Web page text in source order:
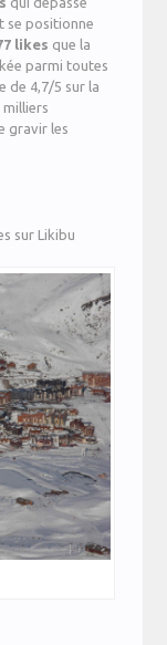
se positionne
likes que la
parmi toutes
de 4,7/5 sur la
gravir les
sur Likibu